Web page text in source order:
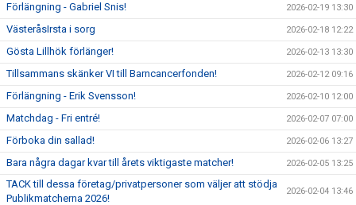
Förlängning - Gabriel Snis! 2026-02-19 13:30
VästeråsIrsta i sorg 2026-02-18 12:22
Gösta Lillhök förlänger! 2026-02-13 13:30
Tillsammans skänker VI till Barncancerfonden! 2026-02-12 09:16
Förlängning - Erik Svensson! 2026-02-10 12:00
Matchdag - Fri entré! 2026-02-07 07:00
Förboka din sallad! 2026-02-06 13:27
Bara några dagar kvar till årets viktigaste matcher! 2026-02-05 13:25
TACK till dessa företag/privatpersoner som väljer att stödja
Publikmatcherna 2026!
2026-02-04 13:46